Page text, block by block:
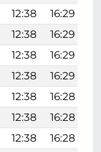
12:38 16:29
12:38 16:29
12:38 16:29
12:38 16:29
12:38 16:28
12:38 16:28
12:38 16:28